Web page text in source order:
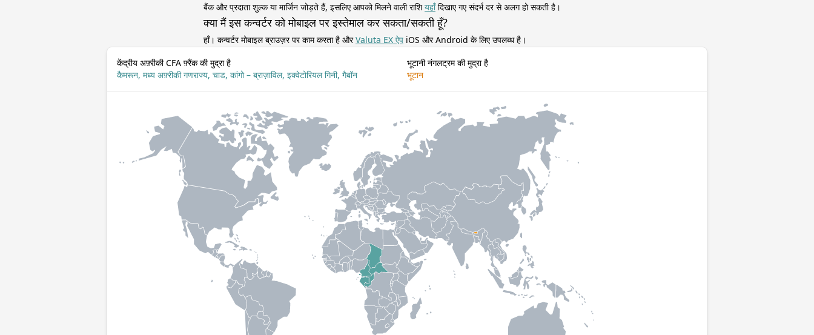
बैंक और प्रदाता शुल्क या मार्जिन जोड़ते हैं, इसलिए आपको मिलने वाली राशियहाँदिखाए गए संदर्भ दर से अलग हो सकती है।
क्या मैं इस कन्वर्टर को मोबाइल पर इस्तेमाल कर सकता/सकती हूँ?
हाँ। कन्वर्टर मोबाइल ब्राउज़र पर काम करता है औरValuta EX ऐप iOS और Android के लिए उपलब्ध है।
केंद्रीय अफ़्रीकी CFA फ़्रैंक की मुद्रा है
कैमरून, मध्य अफ़्रीकी गणराज्य, चाड, कांगो – ब्राज़ाविल, इक्वेटोरियल गिनी, गैबॉन
भूटानी नंगलट्रम की मुद्रा है
भूटान